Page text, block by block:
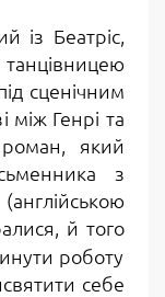
із Беатріс,
сценічним
між Генрі та
який
з
й того
роботу
себе